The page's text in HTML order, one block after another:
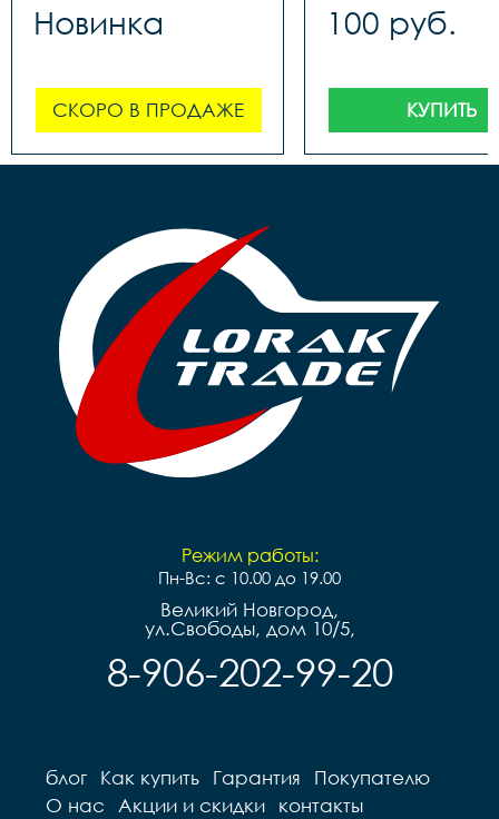
Новинка
СКОРО В ПРОДАЖЕ
100 руб.
КУПИТЬ
Режим работы:
Пн-Вс: с 10.00 до 19.00
Великий Новгород,
ул.Свободы, дом 10/5,
8-906-202-99-20
блог Как купить Гарантия
Покупателю
О нас
Акции и скидки контакты